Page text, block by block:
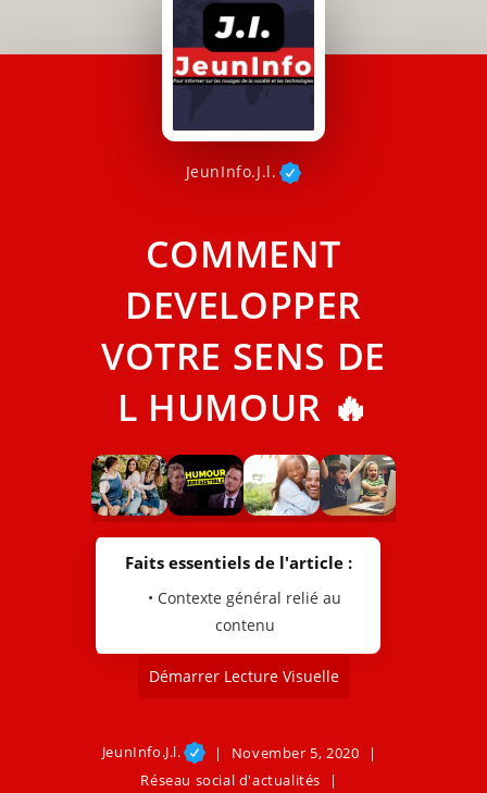
JeunInfo.J.l.
COMMENT
DEVELOPPER
VOTRE SENS DE
L HUMOUR 🔥
Faits essentiels de l'article :
• Contexte général relié au
contenu
Démarrer Lecture Visuelle
JeunInfo.J.l.
November 5, 2020
Réseau social d'actualités